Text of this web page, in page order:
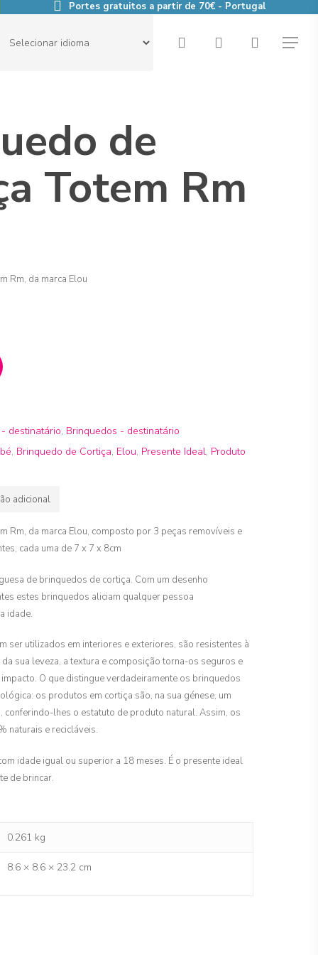
Portes gratuitos a partir de 70€ - Portugal
search account Menu
de
Totem Rm
Rm, da marca Elou
destinatário, Brinquedos - destinatário
, Brinquedo de Cortiça, Elou, Presente Ideal, Produto
adicional
Rm, da marca Elou, composto por 3 peças removíveis e
cada uma de 7 x 7 x 8cm
de brinquedos de cortiça. Com um desenho
estes brinquedos aliciam qualquer pessoa
idade.
ser utilizados em interiores e exteriores, são resistentes à
da sua leveza, a textura e composição torna-os seguros e
O que distingue verdadeiramente os brinquedos
os produtos em cortiça são, na sua génese, um
conferindo-lhes o estatuto de produto natural. Assim, os
naturais e recicláveis.
idade igual ou superior a 18 meses. É o presente ideal
de brincar.
0.261 kg
8.6 × 8.6 × 23.2 cm